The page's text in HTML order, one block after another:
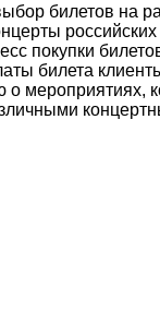
билетов на
покупки
билета
мероприятиях,